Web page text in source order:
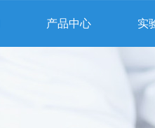
产品中心 实